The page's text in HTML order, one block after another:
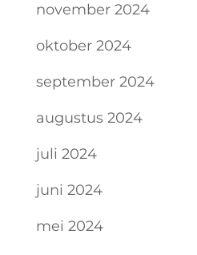
november 2024
oktober 2024
september 2024
augustus 2024
juli 2024
juni 2024
mei 2024